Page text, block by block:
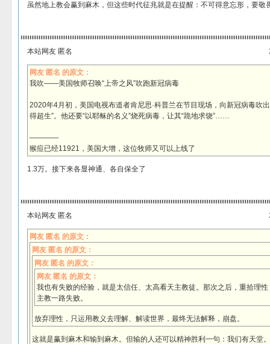
虽然地上教会赢到麻木，但这些时代征兆就是在提醒：不可得意忘形，要敬
本站网友 匿名
网友 匿名 的原文：
我吹——美国牧师召唤“上帝之风”吹跑新冠病毒
2020年4月初，美国电视布道者肯尼思·科普兰在节目现场，向新冠病毒吹
得超生”。他还要“以耶稣的名义”烧死病毒，让其“跪地求饶”……
————
猴痘已经11921，美国大增，这位牧师又可以上线了
1.3万。接下来各显神通、各自保全了
本站网友 匿名
网友 匿名 的原文：
网友 匿名 的原文：
网友 匿名 的原文：
网友 匿名 的原文：
我也有失败的经验，就是太信任、太高看天主教徒。那次之后，重拾理
主教一路失败。
放弃理性，只运用教义去理解、解读世界，最终无法解释，崩盘。
这就是赢到麻木和输到麻木。但输的人还可以精神胜利一句：我们有天堂